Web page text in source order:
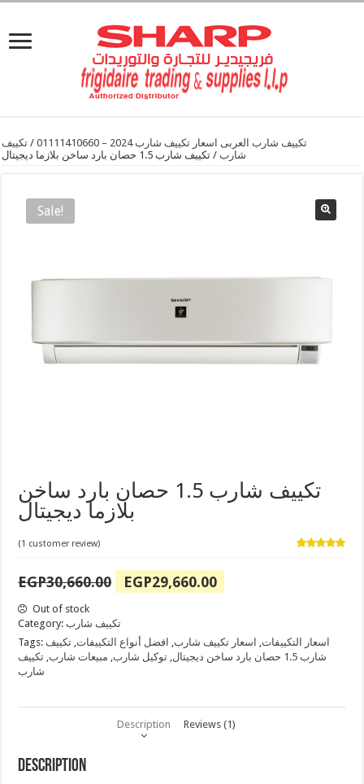
تكييف شارب العربى اسعار تكييف شارب 2024 – 01111410660 / تكييف
شارب/ تكييف شارب 1.5 حصان بارد ساخن بلازما ديجيتال
Sale!
تكييف شارب 1.5 حصان بارد ساخن
بلازما ديجيتال
(1 customer review)
EGP30,660.00
Original
price
EGP30,660.00.
EGP29,660.00
price
Out of stock
Category:تكييف شارب
Tags:
اسعار التكييفات, اسعار تكييف شارب, افضل أنواع التكييفات, تكييف
شارب 1.5 حصان بارد ساخن ديجيتال
توكيل شارب, مبيعات شارب, تكييف
شارب
Description Reviews (1)
Description